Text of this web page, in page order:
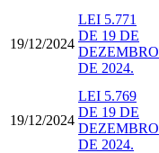
19/12/2024
LEI 5.771
DE 19 DE
DEZEMBRO
DE 2024.
19/12/2024
LEI 5.769
DE 19 DE
DEZEMBRO
DE 2024.